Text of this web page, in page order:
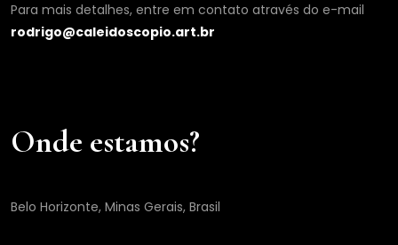
Para mais detalhes, entre em contato através do e-mail
rodrigo@caleidoscopio.art.br
Onde estamos?
Belo Horizonte, Minas Gerais, Brasil